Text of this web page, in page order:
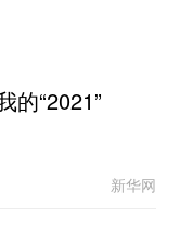
的“2021”
新华网